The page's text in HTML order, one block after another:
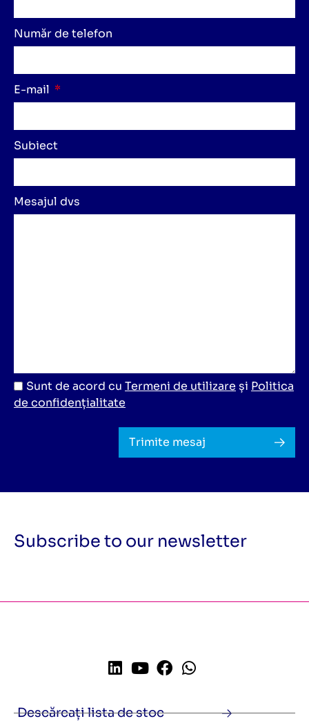
Număr de telefon
E-mail
Subiect
Mesajul dvs
Sunt de acord cu Termeni de utilizare și Politica
de confidențialitate
Trimite mesaj
Subscribe to our newsletter
Descărcați lista de stoc